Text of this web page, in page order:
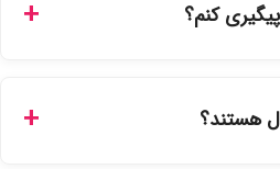
کنم؟
مرسوله را مشاهده کنید.هستند؟